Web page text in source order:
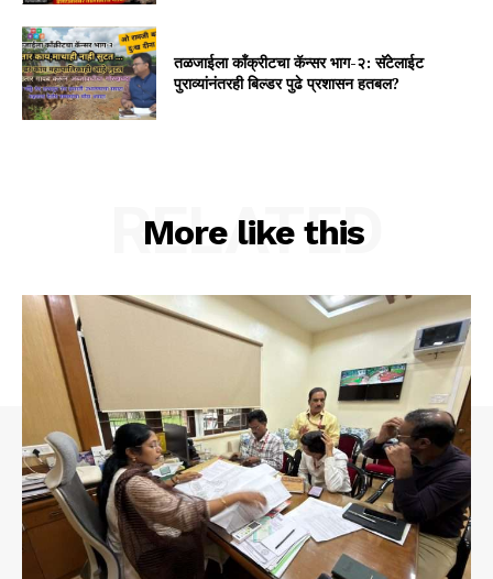
तळजाईला कॉंक्रीटचा कॅन्सर भाग-२: सॅटेलाईट
पुराव्यांनंतरही बिल्डर पुढे प्रशासन हतबल?
More like this
RELATED